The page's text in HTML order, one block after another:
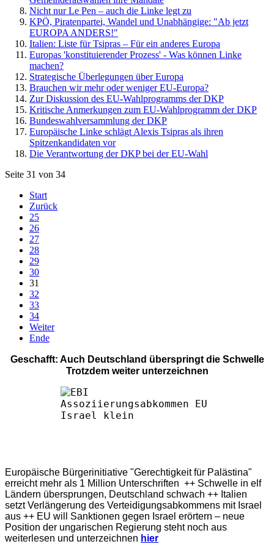
Nicht nur Le Pen – auch die Linke legt zu
KPÖ, Piratenpartei, Wandel und Unabhängige: "Ab jetzt
EUROPA ANDERS!"
Italien: Liste für Tsipras – Für ein anderes Europa
Europas 'konstituierender Prozess' - Was können Linke
machen?
Strategische Überlegungen über Europa
Brauchen wir mehr oder weniger EU-Europa?
Zur Diskussion des EU-Wahlprogramms der DKP
Kritische Anmerkungen zum EU-Wahlprogramm der DKP
Bundeswahlversammlung der DKP
Europäische Linke schlägt Alexis Tsipras als ihren
Spitzenkandidaten vor
Die Verantwortung der DKP bei der EU-Wahl
Seite 31 von 34
Start
Zurück
25
26
27
28
29
30
31
32
33
34
Weiter
Ende
Geschafft: Auch Deutschland überspringt die Schwelle
Trotzdem weiter unterzeichnen
Europäische Bürgerinitiative "Gerechtigkeit für Palästina"
erreicht mehr als 1 Million Unterschriften ++ Schwelle in elf
Ländern übersprungen, Deutschland schwach ++ Italien
setzt Verlängerung des Verteidigungsabkommens mit Israel
aus ++ EU will Sanktionen gegen Israel erörtern – neue
Position der ungarischen Regierung steht noch aus
weiterlesen und unterzeichnen hier